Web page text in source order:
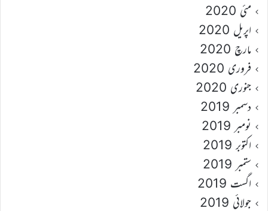
مئی 2020
اپریل 2020
مارچ 2020
فروری 2020
جنوری 2020
دسمبر 2019
نومبر 2019
اکتوبر 2019
ستمبر 2019
اگست 2019
جولائی 2019